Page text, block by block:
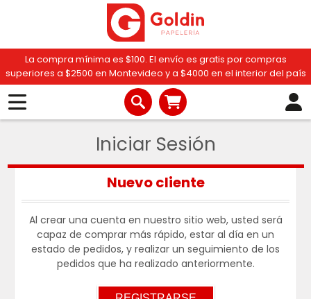
La compra mínima es $100. El envío es gratis por compras
superiores a $2500 en Montevideo y a $4000 en el interior del país
Iniciar Sesión
Nuevo cliente
Al crear una cuenta en nuestro sitio web, usted será
capaz de comprar más rápido, estar al día en un
estado de pedidos, y realizar un seguimiento de los
pedidos que ha realizado anteriormente.